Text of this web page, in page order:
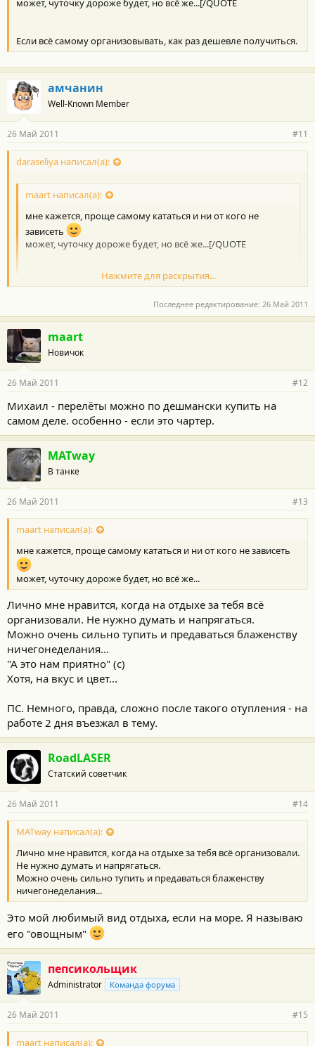
может, чуточку дороже будет, но всё же...[/QUOTE
Если всё самому организовывать, как раз дешевле получиться.
амчанин
Well-Known Member
26 Май 2011 #11
daraseliya написал(а):
maart написал(а):
мне кажется, проще самому кататься и ни от кого не
зависеть
может, чуточку дороже будет, но всё же...[/QUOTE
Если всё самому организовывать, как раз дешевле
Нажмите для раскрытия...
Один перелет съест всю экономию. Можете сами порыть инет
и все увидеть.
А я с семьей 2-го июня вот сюда
http://www.tophotels.ru/main/hotel/al27958/
если Вулкан нам погоду не подправит.
Матвей, С возвращением.Хорошего лета дома.
Нажмите для раскрытия...
Последнее редактирование: 26 Май 2011
maart
Новичок
26 Май 2011 #12
Михаил - перелёты можно по дешмански купить на
самом деле. особенно - если это чартер.
MATway
В танке
26 Май 2011 #13
maart написал(а):
мне кажется, проще самому кататься и ни от кого не зависеть
может, чуточку дороже будет, но всё же...
Лично мне нравится, когда на отдыхе за тебя всё
организовали. Не нужно думать и напрягаться.
Можно очень сильно тупить и предаваться блаженству
ничегонеделания...
"А это нам приятно" (с)
Хотя, на вкус и цвет...
ПС. Немного, правда, сложно после такого отупления - на
работе 2 дня въезжал в тему.
RoadLASER
Статский советчик
26 Май 2011 #14
MATway написал(а):
Лично мне нравится, когда на отдыхе за тебя всё организовали.
Не нужно думать и напрягаться.
Можно очень сильно тупить и предаваться блаженству
ничегонеделания...
Это мой любимый вид отдыха, если на море. Я называю
его "овощным"
пепсикольщик
Administrator Команда форума
26 Май 2011 #15
maart написал(а):